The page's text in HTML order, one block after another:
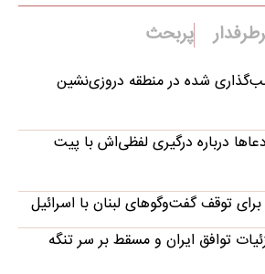
پربحث
شده در منطقه دروزی‌نشین
درباره درگیری لفظی‌اش با پیت
توقف گفت‌وگوهای لبنان با اسرائیل
توافق ایران و مسقط بر سر تنگه